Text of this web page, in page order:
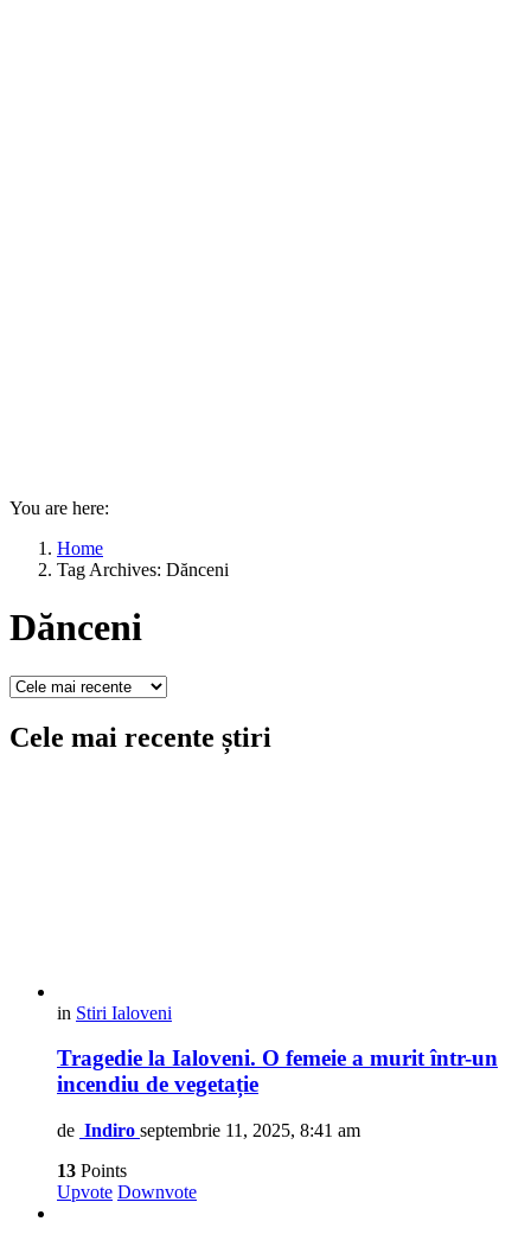
You are here:
Home
Tag Archives: Dănceni
Dănceni
Cele mai recente știri
in Stiri Ialoveni
Tragedie la Ialoveni. O femeie a murit într-un
incendiu de vegetație
de Indiro septembrie 11, 2025, 8:41 am
13 Points
Upvote Downvote